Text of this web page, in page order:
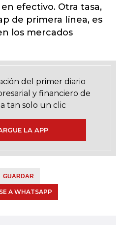
efectivo. Otra tasa,
de primera línea, es
los mercados
del primer diario
y financiero de
tan solo un clic
LA APP
GUARDAR
A WHATSAPP